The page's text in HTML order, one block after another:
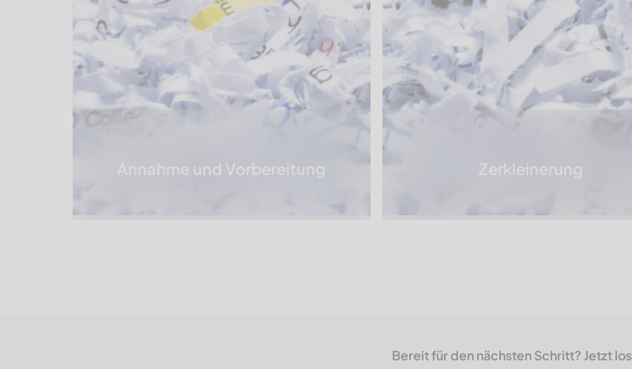
Annahme und Vorbereitung Zerkleinerung
Bereit für den nächsten Schritt? Jetzt